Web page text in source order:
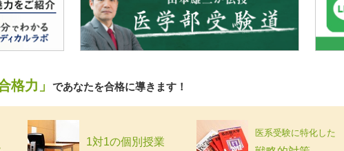
格力」 であなたを合格に導きます！
1対1の個別授業
医系受験に特化した